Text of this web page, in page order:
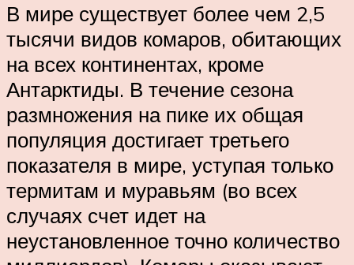
В мире существует более чем 2,5
тысячи видов комаров, обитающих
на всех континентах, кроме
Антарктиды. В течение сезона
размножения на пике их общая
популяция достигает третьего
показателя в мире, уступая только
термитам и муравьям (во всех
случаях счет идет на
неустановленное точно количество